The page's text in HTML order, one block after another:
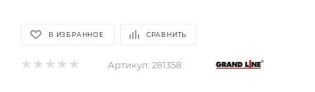
В ИЗБРАННОЕ СРАВНИТЬ
Артикул: 281358